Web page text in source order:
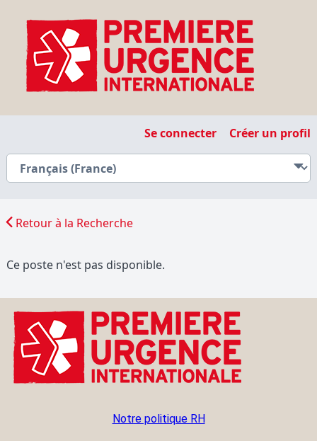
Se connecter Créer un profil
Retour à la Recherche
Ce poste n'est pas disponible.
Notre politique RH